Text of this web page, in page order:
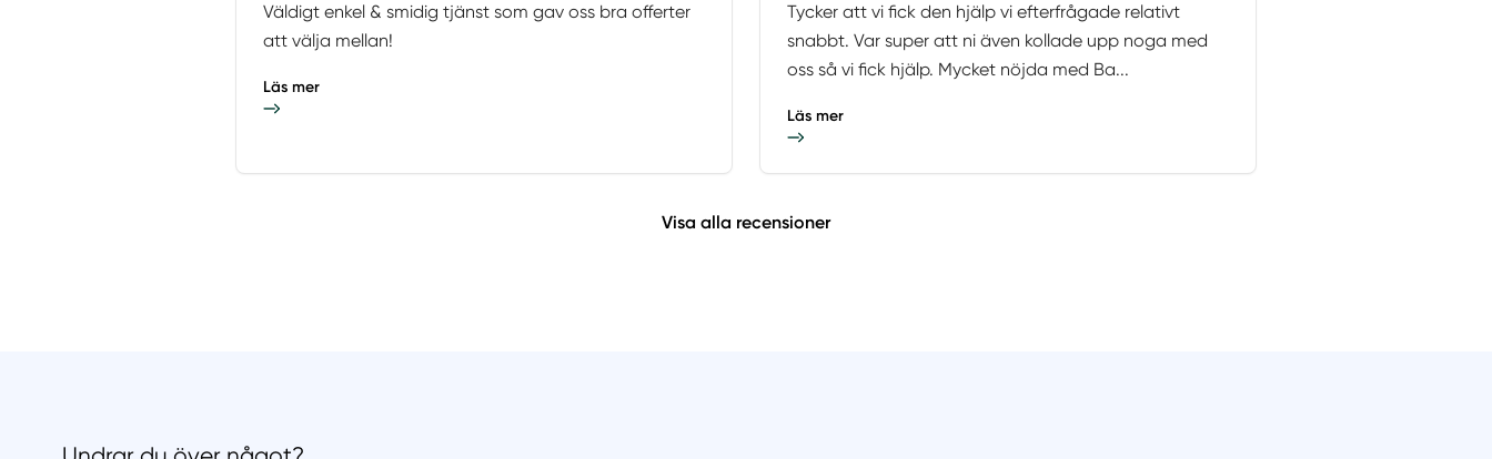
Väldigt enkel & smidig tjänst som gav oss bra offerter
att välja mellan!
Läs mer
Tycker att vi fick den hjälp vi efterfrågade relativt
snabbt. Var super att ni även kollade upp noga med
oss så vi fick hjälp. Mycket nöjda med Ba...
Läs mer
Visa alla recensioner